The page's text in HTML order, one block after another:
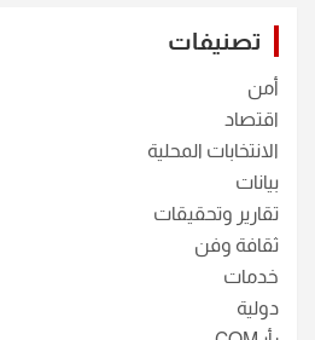
تصنيفات
أمن
اقتصاد
الانتخابات المحلية
بيانات
تقارير وتحقيقات
ثقافة وفن
خدمات
دولية